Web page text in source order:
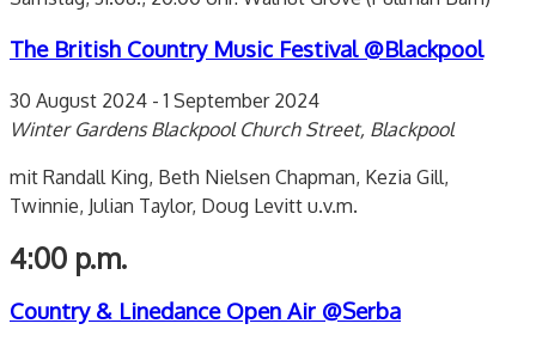
The British Country Music Festival @Blackpool
30 August 2024 -1 September 2024
Winter Gardens Blackpool Church Street, Blackpool
mit Randall King, Beth Nielsen Chapman, Kezia Gill,
Twinnie, Julian Taylor, Doug Levitt u.v.m.
4:00 p.m.
Country & Linedance Open Air @Serba